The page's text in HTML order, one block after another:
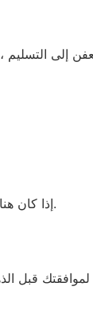
إذا كان هناك أي مشاكل مع المنتج ، فلا تتردد في الاتصال بنا للحصول على عودة أو تبادل مجاني. نحن نعتني بشكل كبير في خدمة كل عميل بشكل مسؤول.